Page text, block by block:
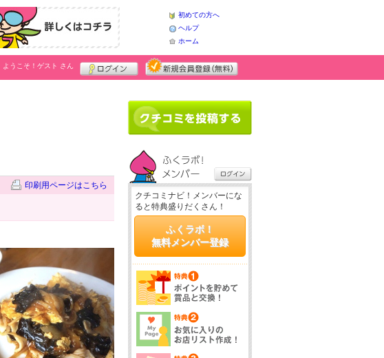
初めての方へ
ヘルプ
ホーム
ようこそ！ ゲスト さん
印刷用ページはこちら
クチコミナビ！メンバーにな
ると特典盛りだくさん！
ふくラボ！
無料メンバー登録